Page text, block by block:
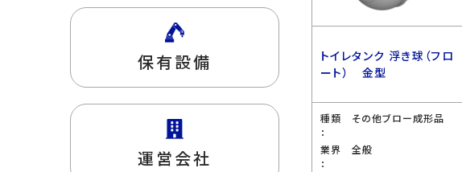
保有設備
運営会社
トイレタンク 浮き球（フロ
ート） 金型
種類
：
その他ブロー成形品
業界
：
全般